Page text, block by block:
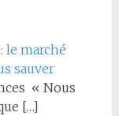
le marché
sauver
« Nous
[…]